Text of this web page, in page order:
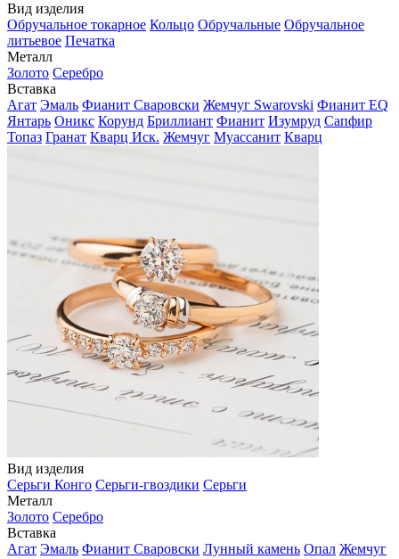
Вид изделия
Обручальное токарное Кольцо Обручальные Обручальное
литьевое Печатка
Металл
Золото Серебро
Вставка
Агат Эмаль Фианит Сваровски Жемчуг Swarovski Фианит EQ
Янтарь Оникс Корунд Бриллиант Фианит Изумруд Сапфир
Топаз Гранат Кварц Иск. Жемчуг Муассанит Кварц
Вид изделия
Серьги Конго Серьги-гвоздики Серьги
Металл
Золото Серебро
Вставка
Агат Эмаль Фианит Сваровски Лунный камень Опал Жемчуг